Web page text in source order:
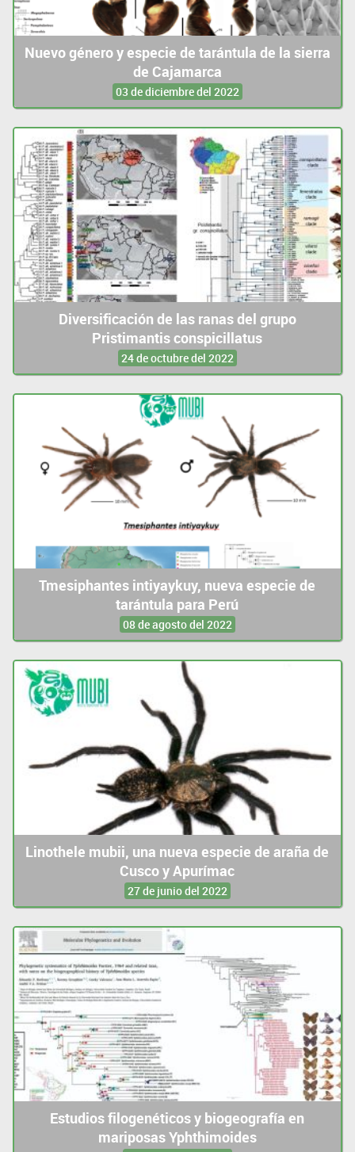
Nuevo género y especie de tarántula de la sierra
de Cajamarca
03 de diciembre del 2022
Diversificación de las ranas del grupo
Pristimantis conspicillatus
24 de octubre del 2022
Tmesiphantes intiyaykuy, nueva especie de
tarántula para Perú
08 de agosto del 2022
Linothele mubii, una nueva especie de araña de
Cusco y Apurímac
27 de junio del 2022
Estudios filogenéticos y biogeografía en
mariposas Yphthimoides